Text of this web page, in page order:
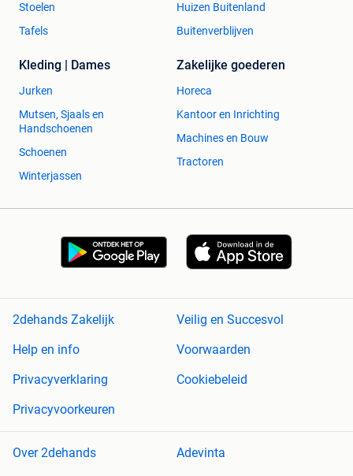
Stoelen
Tafels
Huizen Buitenland
Buitenverblijven
Kleding | Dames
Jurken
Mutsen, Sjaals en
Handschoenen
Schoenen
Winterjassen
Zakelijke goederen
Horeca
Kantoor en Inrichting
Machines en Bouw
Tractoren
2dehands Zakelijk
Veilig en Succesvol
Help en info
Voorwaarden
Privacyverklaring
Cookiebeleid
Privacyvoorkeuren
Over 2dehands
Adevinta